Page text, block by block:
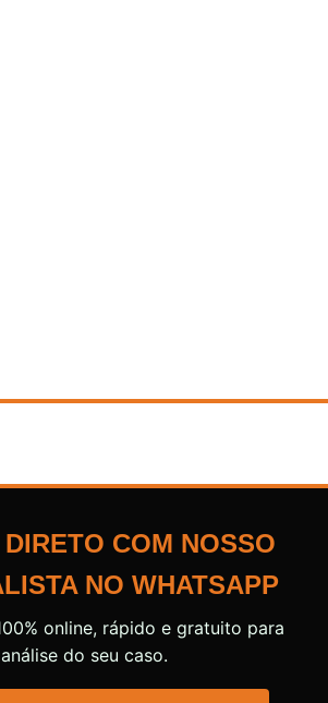
COM NOSSO
NO WHATSAPP
online, rápido e gratuito para
análise do seu caso.